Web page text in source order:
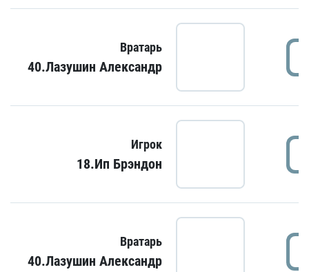
Вратарь
40.Лазушин Александр
Игрок
18.Ип Брэндон
Вратарь
40.Лазушин Александр